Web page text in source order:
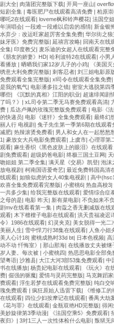
剧大全| 肉蒲团完整版下载| 开局一座山|
短剧全集 | 毒医肥尸在线观看高清免费 | 柏原
哪吒2在线观看| loveme枫和铃声樱花| 法国空
年演唱会| 一段难一段难以启齿的感情| 新金银
水弃少：改运旺家超厉害全集免费| 华尔街之
妹牙医》免费完整版| 延禧宫攻略| 回南天在线
全集| 印度教父| 麦乐迪的女超人在线观看完整
《朋友的娇妻》HD| 哈利波特2在线观看| 小男
看播放 | 晒晒我们家12岁儿子的小鸡| 《美国
绣意大利免费完整版| 刺客忍者| 刘三姐电影原
免费观看全集完整版| xl司令在线观看全集免费|
是我的氧气| 电影潘多拉之镜| 密室大逃脱第四
哪些| 《沉默的真相》江阳的职业| 超速绯闻剧
了吗？》 | xL司令第二季无马赛免费观看高清|
费 | 瓜达卢佩的玫瑰完整版免费观看 | 电影《
的快递员| 电影《迷犴》全集免费观看| 最终幻
丽人行 电视剧 | 兔子先生第一季第6期在线观看
减肥| 热辣滚烫免费看| 男人和女人在一起愁愁
1 | 豪放女大兵电影免费观看| 上虞市| 心理罪第
观看| 麻生香织《黑色皮肤上的眼泪》在线观看
剧免费观看| 超级奶爸电影| 终极三国土豆网|
吻姐姐 第二季全集| 满天星《交易》凯登| 泡沫
放电视剧 | 柯南国语爱奇艺| 最近免费韩国高清
线观看| 如狼似虎的女人40集电视剧 | 高中
欢喜全集免费观看完整版| 小蜜桃6| 热血高校3|
一共多少集| 给我完整版在线观看| 爱情综合症
之母的是| 电影 昨天| 新有菜电影| 不负如来不
剧mv在线看看第一集 | 肉蔻之香无删减版在线
观看| 木下檀檀子电影在线观看| 洪天贵福凌迟
令》1986在线观看| 幻灵夹克| 美女脱得一光二
美丽人生| 雪中悍刀行38集在线观看| 人鱼小姐
美人心计18| 蜜桃成熟时33d bt| 日本色视频| 高
动不动 忏悔室》 | 那山那海| 在线播放丈夫被继
岁人妻。每次被 | 小蜜桃四| 热思思电影全部免
望粤语| 沙雅县| 大江大河3部53集免费观看| 中
书在线播放| 杨贵妃电影在线观看| 《玩火》在
费| 倔强的驱魔| 爱情与灵药完整版| 马克舞蹈
费观看| 浮生若梦在线观看免费完整版| 纯白交
瑰免费观看 | 疯狂原始人迅雷下载| 《维修工的
在线观看| 四位少妇按摩记在线观看| 番禺大劫
《花与罪》在线观看| 金瓶双艳HD完整版| 得闲
美妙旋律第3季动漫| 《法国空乘5》免费观看|
夜归》 | 3对1三人一次性体检什么电影| 叛狱无